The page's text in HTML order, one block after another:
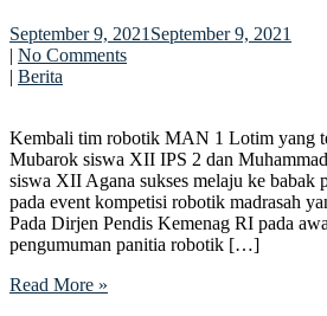
September 9, 2021 September 9, 2021
| No Comments
| Berita
Kembali tim robotik MAN 1 Lotim yang
Mubarok siswa XII IPS 2 dan
siswa XII Agana sukses melaju ke babak
pada event kompetisi robotik madrasah
Pada Dirjen Pendis Kemenag RI pada
pengumuman panitia robotik […]
Read More »